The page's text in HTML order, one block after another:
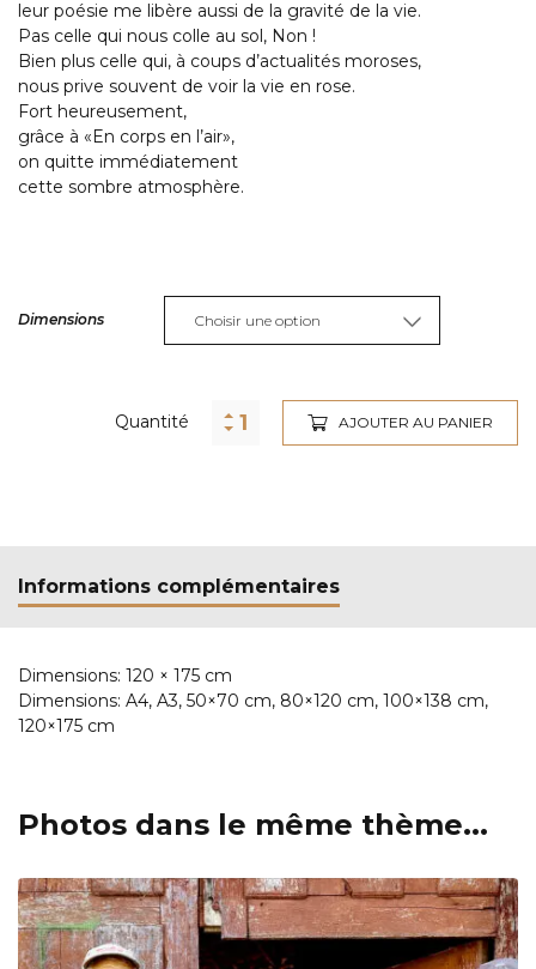
leur poésie me libère aussi de la gravité de la vie.
Pas celle qui nous colle au sol, Non !
Bien plus celle qui, à coups d’actualités moroses,
nous prive souvent de voir la vie en rose.
Fort heureusement,
grâce à «En corps en l’air»,
on quitte immédiatement
cette sombre atmosphère.
Dimensions
Quantité AJOUTER AU PANIER
Informations complémentaires
Dimensions: 120 × 175 cm
Dimensions: A4, A3, 50×70 cm, 80×120 cm, 100×138 cm,
120×175 cm
Photos dans le même thème...